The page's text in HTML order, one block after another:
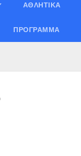
ΑΘΛΗΤΙΚΑ
ΠΡΌΓΡΑΜΜΑ